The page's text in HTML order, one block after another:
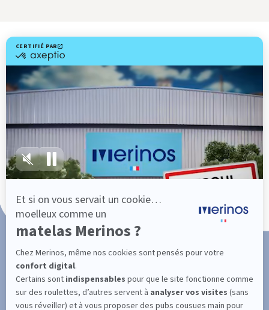
Livraison gratuite
Fabrication Française
101 nuits d'essai*
Paiement en 3x ou 4x sans frais